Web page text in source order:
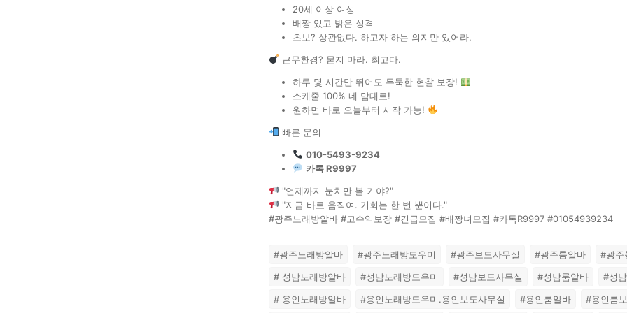
20세 이상 여성
배짱 있고 밝은 성격
초보? 상관없다. 하고자 하는 의지만 있어라.
근무환경? 묻지 마라. 최고다.
하루 몇 시간만 뛰어도 두둑한 현찰 보장!
스케줄 100% 네 맘대로!
원하면 바로 오늘부터 시작 가능!
빠른 문의
010-5493-9234
카톡 R9997
"언제까지 눈치만 볼 거야?"
"지금 바로 움직여. 기회는 한 번 뿐이다."
#광주노래방알바 #고수익보장 #긴급모집 #배짱녀모집 #카톡R9997 #01054939234
#광주노래방알바 #광주노래방도우미 #광주보도사무실 #광주룸알바
#광주
# 성남노래방알바
#성남노래방도우미 #성남보도사무실 #성남룸알바
#성
# 용인노래방알바
#용인노래방도우미.용인보도사무실 #용인룸알바 #용인룸